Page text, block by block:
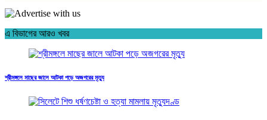
এ বিভাগের আরও খবর
শ্রীমঙ্গলে মাছের জালে আটকা পড়ে অজগরের মৃত্যু